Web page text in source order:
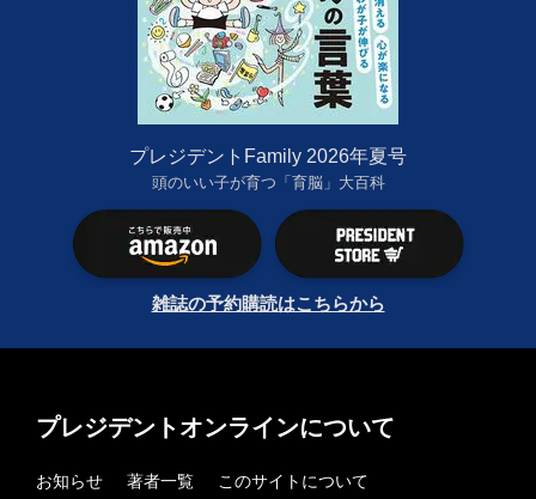
プレジデントFamily 2026年夏号
頭のいい子が育つ「育脳」大百科
雑誌の予約購読はこちらから
プレジデントオンラインについて
お知らせ 著者一覧
このサイトについて